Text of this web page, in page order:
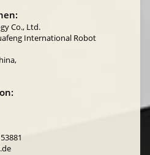
Co., Ltd.
International Robot